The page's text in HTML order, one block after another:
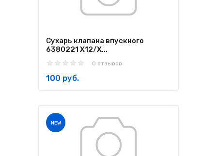
Сухарь клапана впускного
6380221 X12/X...
0 отзывов
100 руб.
NEW